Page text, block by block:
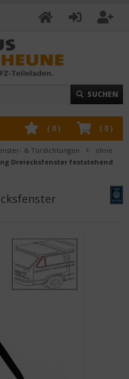
SUCHEN
( 0)
( 0)
& Türdichtungen
ohne
Dreiecksfenster feststehend